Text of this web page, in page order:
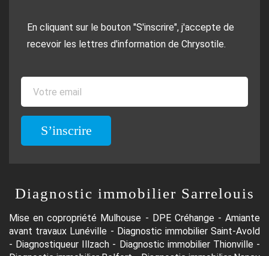
En cliquant sur le bouton "S'inscrire", j'accepte de
recevoir les lettres d'information de Chrysotile.
S’inscrire
Diagnostic immobilier Sarrelouis
Mise en copropriété Mulhouse - DPE Créhange - Amiante
avant travaux Lunéville - Diagnostic immobilier Saint-Avold
- Diagnostiqueur Illzach - Diagnostic immobilier Thionville -